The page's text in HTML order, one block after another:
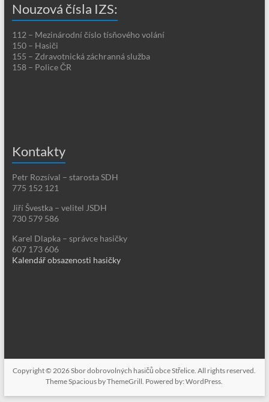
Nouzová čísla IZS:
112 – Mezinárodní číslo tísňového volání
150 – Hasiči
155 – Zdravotnická záchranná služba
158 – Police ČR
Kontakty
Petr Rozsíval – starosta SDH
775 152 121
Jiří Švestka – velitel JSDH
730 579 586
Karel Dlapka – správce hasičky
607 173 606
Kalendář obsazenosti hasičky
Copyright © 2026Sbor dobrovolných hasičů obce Střelice. All rights reserved.
ThemeSpacious by ThemeGrill. Powered by:WordPress.